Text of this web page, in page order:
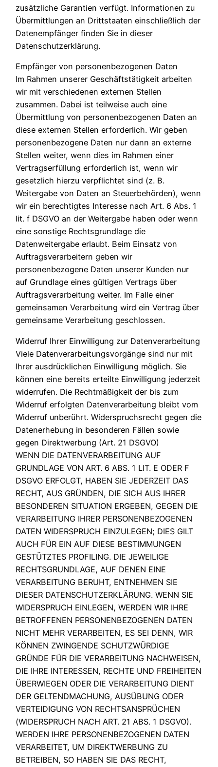
zusätzliche Garantien verfügt. Informationen zu
Übermittlungen an Drittstaaten einschließlich der
Datenempfänger finden Sie in dieser
Datenschutzerklärung.
Empfänger von personenbezogenen Daten
Im Rahmen unserer Geschäftstätigkeit arbeiten
wir mit verschiedenen externen Stellen
zusammen. Dabei ist teilweise auch eine
Übermittlung von personenbezogenen Daten an
diese externen Stellen erforderlich. Wir geben
personenbezogene Daten nur dann an externe
Stellen weiter, wenn dies im Rahmen einer
Vertragserfüllung erforderlich ist, wenn wir
gesetzlich hierzu verpflichtet sind (z. B.
Weitergabe von Daten an Steuerbehörden), wenn
wir ein berechtigtes Interesse nach Art. 6 Abs. 1
lit. f DSGVO an der Weitergabe haben oder wenn
eine sonstige Rechtsgrundlage die
Datenweitergabe erlaubt. Beim Einsatz von
Auftragsverarbeitern geben wir
personenbezogene Daten unserer Kunden nur
auf Grundlage eines gültigen Vertrags über
Auftragsverarbeitung weiter. Im Falle einer
gemeinsamen Verarbeitung wird ein Vertrag über
gemeinsame Verarbeitung geschlossen.
Widerruf Ihrer Einwilligung zur Datenverarbeitung
Viele Datenverarbeitungsvorgänge sind nur mit
Ihrer ausdrücklichen Einwilligung möglich. Sie
können eine bereits erteilte Einwilligung jederzeit
widerrufen. Die Rechtmäßigkeit der bis zum
Widerruf erfolgten Datenverarbeitung bleibt vom
Widerruf unberührt. Widerspruchsrecht gegen die
Datenerhebung in besonderen Fällen sowie
gegen Direktwerbung (Art. 21 DSGVO)
WENN DIE DATENVERARBEITUNG AUF
GRUNDLAGE VON ART. 6 ABS. 1 LIT. E ODER F
DSGVO ERFOLGT, HABEN SIE JEDERZEIT DAS
RECHT, AUS GRÜNDEN, DIE SICH AUS IHRER
BESONDEREN SITUATION ERGEBEN, GEGEN DIE
VERARBEITUNG IHRER PERSONENBEZOGENEN
DATEN WIDERSPRUCH EINZULEGEN; DIES GILT
AUCH FÜR EIN AUF DIESE BESTIMMUNGEN
GESTÜTZTES PROFILING. DIE JEWEILIGE
RECHTSGRUNDLAGE, AUF DENEN EINE
VERARBEITUNG BERUHT, ENTNEHMEN SIE
DIESER DATENSCHUTZERKLÄRUNG. WENN SIE
WIDERSPRUCH EINLEGEN, WERDEN WIR IHRE
BETROFFENEN PERSONENBEZOGENEN DATEN
NICHT MEHR VERARBEITEN, ES SEI DENN, WIR
KÖNNEN ZWINGENDE SCHUTZWÜRDIGE
GRÜNDE FÜR DIE VERARBEITUNG NACHWEISEN,
DIE IHRE INTERESSEN, RECHTE UND FREIHEITEN
ÜBERWIEGEN ODER DIE VERARBEITUNG DIENT
DER GELTENDMACHUNG, AUSÜBUNG ODER
VERTEIDIGUNG VON RECHTSANSPRÜCHEN
(WIDERSPRUCH NACH ART. 21 ABS. 1 DSGVO).
WERDEN IHRE PERSONENBEZOGENEN DATEN
VERARBEITET, UM DIREKTWERBUNG ZU
BETREIBEN, SO HABEN SIE DAS RECHT,